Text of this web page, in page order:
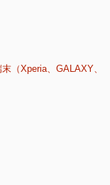
（Xperia、GALAXY、